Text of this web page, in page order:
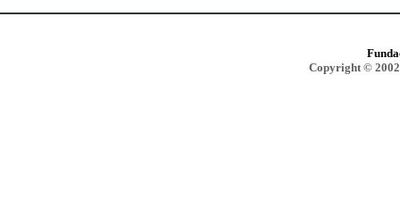
Copyright ©